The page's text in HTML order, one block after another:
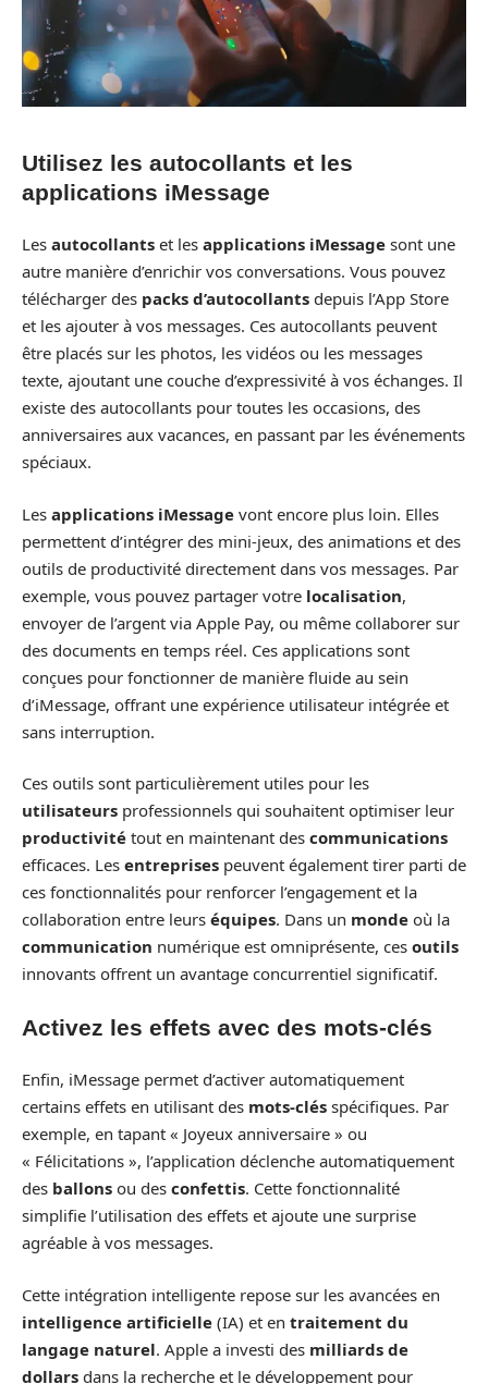
Utilisez les autocollants et les
applications iMessage
Les autocollants et les applications iMessage sont une
autre manière d’enrichir vos conversations. Vous pouvez
télécharger des packs d’autocollants depuis l’App Store
et les ajouter à vos messages. Ces autocollants peuvent
être placés sur les photos, les vidéos ou les messages
texte, ajoutant une couche d’expressivité à vos échanges. Il
existe des autocollants pour toutes les occasions, des
anniversaires aux vacances, en passant par les événements
spéciaux.
Les applications iMessage vont encore plus loin. Elles
permettent d’intégrer des mini-jeux, des animations et des
outils de productivité directement dans vos messages. Par
exemple, vous pouvez partager votre localisation,
envoyer de l’argent via Apple Pay, ou même collaborer sur
des documents en temps réel. Ces applications sont
conçues pour fonctionner de manière fluide au sein
d’iMessage, offrant une expérience utilisateur intégrée et
sans interruption.
Ces outils sont particulièrement utiles pour les
utilisateurs professionnels qui souhaitent optimiser leur
productivité tout en maintenant des communications
efficaces. Les entreprises peuvent également tirer parti de
ces fonctionnalités pour renforcer l’engagement et la
collaboration entre leurs équipes. Dans un monde où la
communication numérique est omniprésente, ces outils
innovants offrent un avantage concurrentiel significatif.
Activez les effets avec des mots-clés
Enfin, iMessage permet d’activer automatiquement
certains effets en utilisant des mots-clés spécifiques. Par
exemple, en tapant « Joyeux anniversaire » ou
« Félicitations », l’application déclenche automatiquement
des ballons ou des confettis. Cette fonctionnalité
simplifie l’utilisation des effets et ajoute une surprise
agréable à vos messages.
Cette intégration intelligente repose sur les avancées en
intelligence artificielle (IA) et en traitement du
langage naturel. Apple a investi des milliards de
dollars dans la recherche et le développement pour